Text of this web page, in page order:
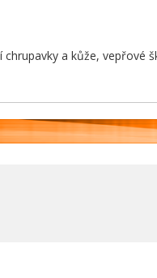
a kůže, vepřové